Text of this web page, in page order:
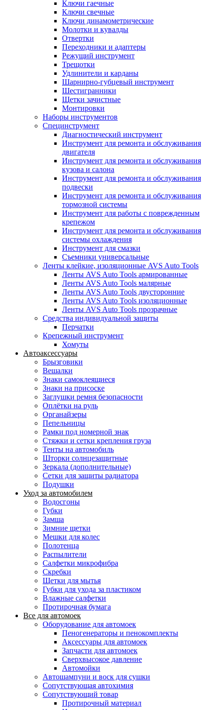
Ключи гаечные
Ключи свечные
Ключи динамометрические
Молотки и кувалды
Отвертки
Переходники и адаптеры
Режущий инструмент
Трещотки
Удлинители и карданы
Шарнирно-губцевый инструмент
Шестигранники
Щетки зачистные
Монтировки
Наборы инструментов
Специнструмент
Диагностический инструмент
Инструмент для ремонта и обслуживания
двигателя
Инструмент для ремонта и обслуживания
кузова и салона
Инструмент для ремонта и обслуживания
подвески
Инструмент для ремонта и обслуживания
тормозной системы
Инструмент для работы с поврежденным
крепежом
Инструмент для ремонта и обслуживания
системы охлаждения
Инструмент для смазки
Съемники универсальные
Ленты клейкие, изоляционные AVS Auto Tools
Ленты AVS Auto Tools армированные
Ленты AVS Auto Tools малярные
Ленты AVS Auto Tools двусторонние
Ленты AVS Auto Tools изоляционные
Ленты AVS Auto Tools прозрачные
Средства индивидуальной защиты
Перчатки
Крепежный инструмент
Хомуты
Автоаксессуары
Брызговики
Вешалки
Знаки самоклеящиеся
Знаки на присоске
Заглушки ремня безопасности
Оплётки на руль
Органайзеры
Пепельницы
Рамки под номерной знак
Стяжки и сетки крепления груза
Тенты на автомобиль
Шторки солнцезащитные
Зеркала (дополнительные)
Сетки для защиты радиатора
Подушки
Уход за автомобилем
Водосгоны
Губки
Замша
Зимние щетки
Мешки для колес
Полотенца
Распылители
Салфетки микрофибра
Скребки
Щетки для мытья
Губки для ухода за пластиком
Влажные салфетки
Протирочная бумага
Все для автомоек
Оборудование для автомоек
Пеногенераторы и пенокомплекты
Аксессуары для автомоек
Запчасти для автомоек
Сверхвысокое давление
Автомойки
Автошампуни и воск для сушки
Сопутствующая автохимия
Сопутствующий товар
Протирочный материал